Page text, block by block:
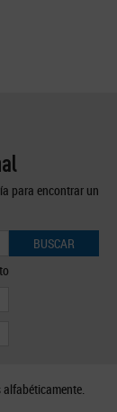
para encontrar un
BUSCAR